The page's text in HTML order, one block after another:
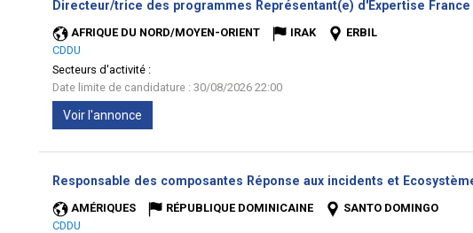
Directeur/trice des programmes Représentant(e) d'Expertise France
AFRIQUE DU NORD/MOYEN-ORIENT IRAK
ERBIL
CDDU
Secteurs d'activité :
Date limite de candidature : 30/08/2026 22:00
Voir l'annonce
Responsable des composantes Réponse aux incidents et
AMÉRIQUES RÉPUBLIQUE DOMINICAINE
SANTO DOMINGO
CDDU